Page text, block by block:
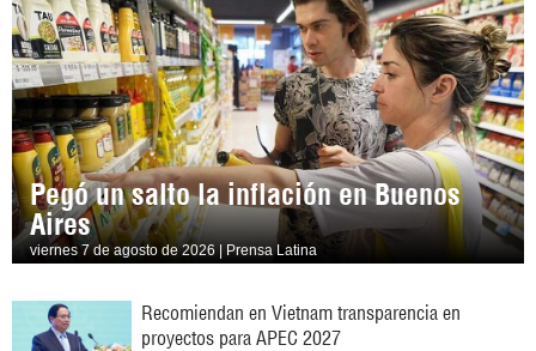
Pegó un salto la inflación en Buenos
Aires
viernes 7 de agosto de 2026 | Prensa Latina
Recomiendan en Vietnam transparencia en
proyectos para APEC 2027